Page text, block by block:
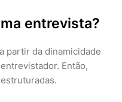
entrevista?
partir da dinamicidade
Então,